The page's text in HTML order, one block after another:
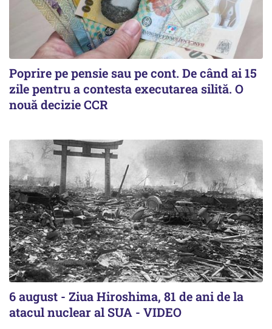
Poprire pe pensie sau pe cont. De când ai 15
zile pentru a contesta executarea silită. O
nouă decizie CCR
6 august - Ziua Hiroshima, 81 de ani de la
atacul nuclear al SUA - VIDEO